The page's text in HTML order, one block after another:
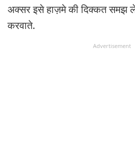
अक्सर इसे हाज़मे की दिक्कत समझ
करवाते.
Advertisement